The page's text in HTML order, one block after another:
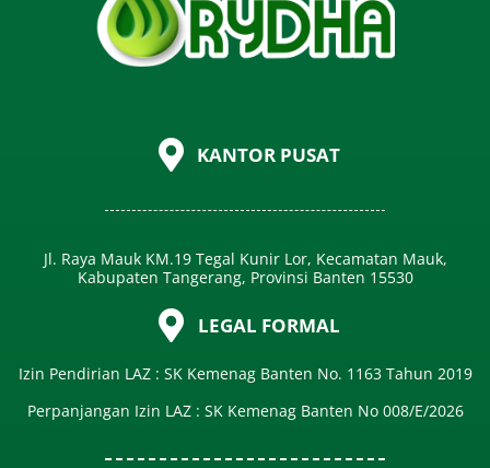
KANTOR PUSAT
Jl. Raya Mauk KM.19 Tegal Kunir Lor, Kecamatan Mauk,
Kabupaten Tangerang, Provinsi Banten 15530
LEGAL FORMAL
Izin Pendirian LAZ : SK Kemenag Banten No. 1163 Tahun 2019
Perpanjangan Izin LAZ : SK Kemenag Banten No 008/E/2026​